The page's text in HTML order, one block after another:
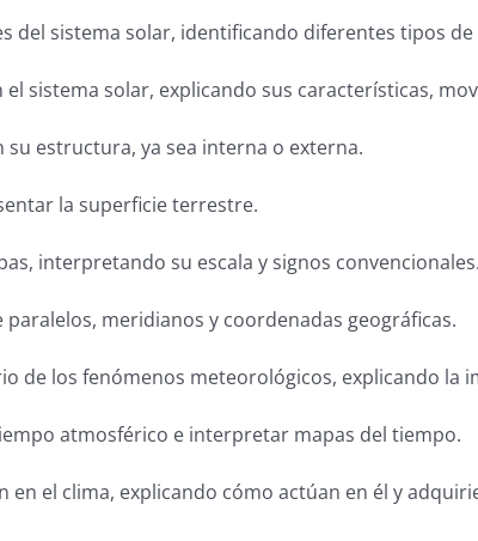
del sistema solar, identificando diferentes tipos
el sistema solar, explicando sus características,
su estructura, ya sea interna o externa.
la superficie terrestre.
interpretando su escala y signos convencionales.
meridianos y coordenadas geográficas.
de los fenómenos meteorológicos, explicando la
atmosférico e interpretar mapas del tiempo.
el clima, explicando cómo actúan en él y